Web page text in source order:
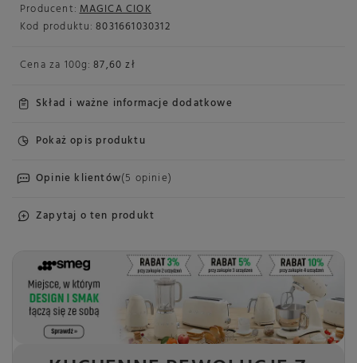
Producent: MAGICA CIOK
Kod produktu: 8031661030312
Cena za 100g: 87,60 zł
Skład i ważne informacje dodatkowe
Pokaż opis produktu
Opinie klientów(5 opinie)
Zapytaj o ten produkt